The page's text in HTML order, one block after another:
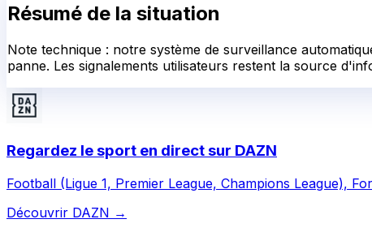
Résumé de la situation
Note technique : notre système de surveillance
panne. Les signalements utilisateurs restent la source
Regardez le sport en direct sur DAZN
Football (Ligue 1, Premier League, Champions League),
Découvrir DAZN →